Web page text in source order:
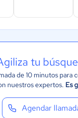
tu
de 10 minutos para
nuestros expertos. Es
Agendar